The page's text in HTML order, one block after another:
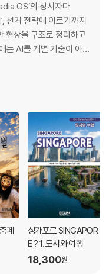
력, 상업, 금융, 교통이 도시
고 싶은 사람: 런던이 왜 세
게 된다.
OS’의 창시자다.
선거 전략에 이르기까지
현상을 구조로 정리하고
AI를 개별 기술이 아니
로 바라보며, AI가 어떻
노동과 소득, 자산의 질
페
싱가포르 SINGAPOR
E ? 1. 도시와 여행
18,300원